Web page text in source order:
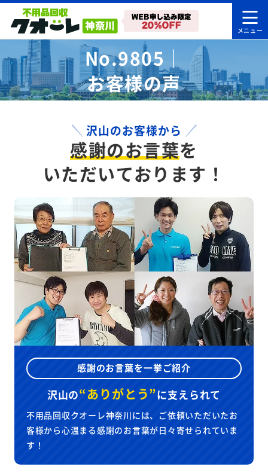
No.9805｜
お客様の声
沢山のお客様から
感謝のお言葉を
いただいております！
感謝のお言葉を一挙ご紹介
沢山の“ありがとう”に支えられて
不用品回収クオーレ神奈川には、ご依頼いただいたお
客様から心温まる感謝のお言葉が日々寄せられていま
す！